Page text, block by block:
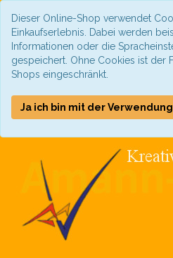
Dieser Online-Shop verwendet
Einkaufserlebnis. Dabei werden
Informationen oder die
gespeichert. Ohne Cookies ist der
Shops eingeschränkt.
Ja ich bin mit der